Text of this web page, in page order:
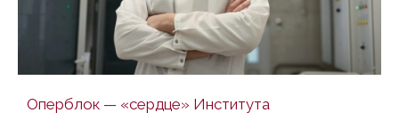
Оперблок — «сердце» Института